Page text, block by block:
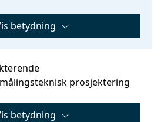
betydning
prosjektering
betydning